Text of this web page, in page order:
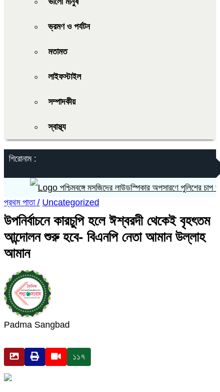
ভ্রমণ ও পর্যটন
মতামত
লাইফস্টাইল
সম্পাদকীয়
স্বাস্থ্য
শিরোনাম :
পশ্চিমবঙ্গে মসজিদের লাউডস্পিকার অপসারণে পুলিশের চাপ সৃষ্টির
প্রথম পাতা / Uncategorized
উপনির্বাচনে কারচুপি হলে ঈশ্বরদী থেকেই বৃহৎতম
আন্দোলন শুরু হবে- বিএনপি নেতা আমান উল্লাহ
আমান
Padma Sangbad
১১৭